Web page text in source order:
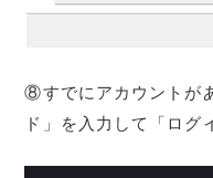
⑧すでにアカウントが
ド」を入力して「ログ